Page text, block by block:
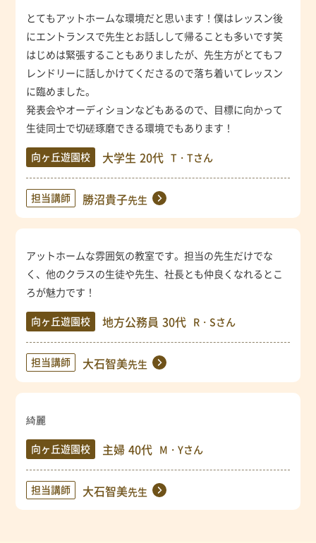
とてもアットホームな環境だと思います！僕はレッスン後
にエントランスで先生とお話しして帰ることも多いです笑
はじめは緊張することもありましたが、先生方がとてもフ
レンドリーに話しかけてくださるので落ち着いてレッスン
に臨めました。
発表会やオーディションなどもあるので、目標に向かって
生徒同士で切磋琢磨できる環境でもあります！
向ヶ丘遊園校 大学生 20代 T・Tさん
担当講師 勝沼貴子先生
アットホームな雰囲気の教室です。担当の先生だけでな
く、他のクラスの生徒や先生、社長とも仲良くなれるとこ
ろが魅力です！
向ヶ丘遊園校 地方公務員 30代 R・Sさん
担当講師 大石智美先生
綺麗
向ヶ丘遊園校 主婦 40代 M・Yさん
担当講師 大石智美先生